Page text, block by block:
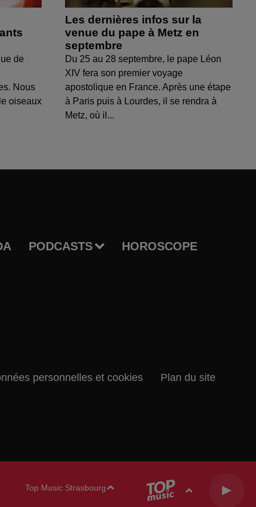
de
Nous
oiseaux
Les dernières infos sur la
venue du pape à Metz en
septembre
Du 25 au 28 septembre, le pape Léon
XIV fera son premier voyage
apostolique en France. Après une étape
à Paris puis à Lourdes, il se rendra à
Metz, où il...
PODCASTS HOROSCOPE
Top Music Strasbourg
personnelles et cookies Plan du site